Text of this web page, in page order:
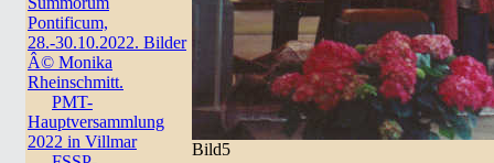
Pontificum,
28.-30.10.2022. Bilder
Â© Monika
Rheinschmitt.
PMT-
Hauptversammlung
2022 in Villmar
Bild5